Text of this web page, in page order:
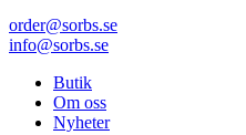
order@sorbs.se
info@sorbs.se
Butik
Om oss
Nyheter